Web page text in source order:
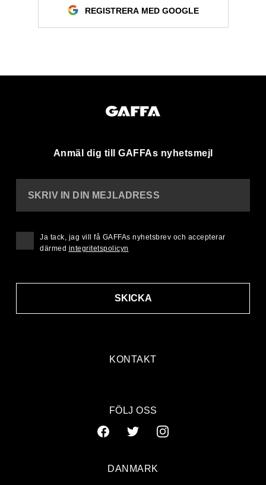
REGISTRERA MED GOOGLE
Anmäl dig till GAFFAs nyhetsmejl
KONTAKT
SKRIV IN DIN MEJLADRESS
SKICKA
Ja tack, jag vill få GAFFAs nyhetsbrev och accepterar
därmed integritetspolicyn
FÖLJ OSS
DANMARK